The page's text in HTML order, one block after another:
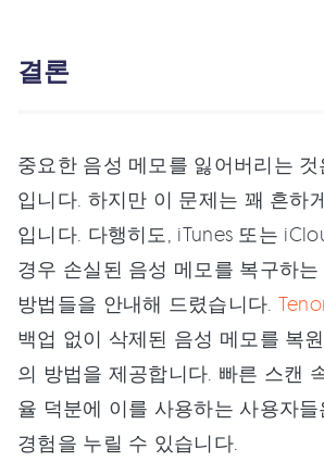
결론
중요한 음성 메모를 잃어버리는
입니다. 하지만 이 문제는 꽤 흔하
입니다. 다행히도, iTunes 또는
경우 손실된 음성 메모를 복구하
방법들을 안내해 드렸습니다.
백업 없이 삭제된 음성 메모를 복
의 방법을 제공합니다. 빠른 스캔
율 덕분에 이를 사용하는 사용자
경험을 누릴 수 있습니다.